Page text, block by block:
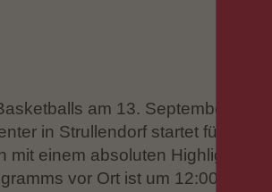
am 13. September
in Strullendorf startet für
mit einem absoluten Highlight!
vor Ort ist um 12:00